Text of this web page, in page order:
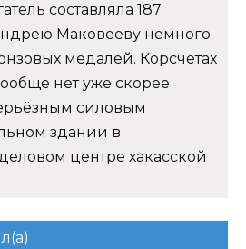
составляла 187
Маковееву немного
медалей. Корсчетах
нет уже скорее
силовым
здании в
центре хакасской